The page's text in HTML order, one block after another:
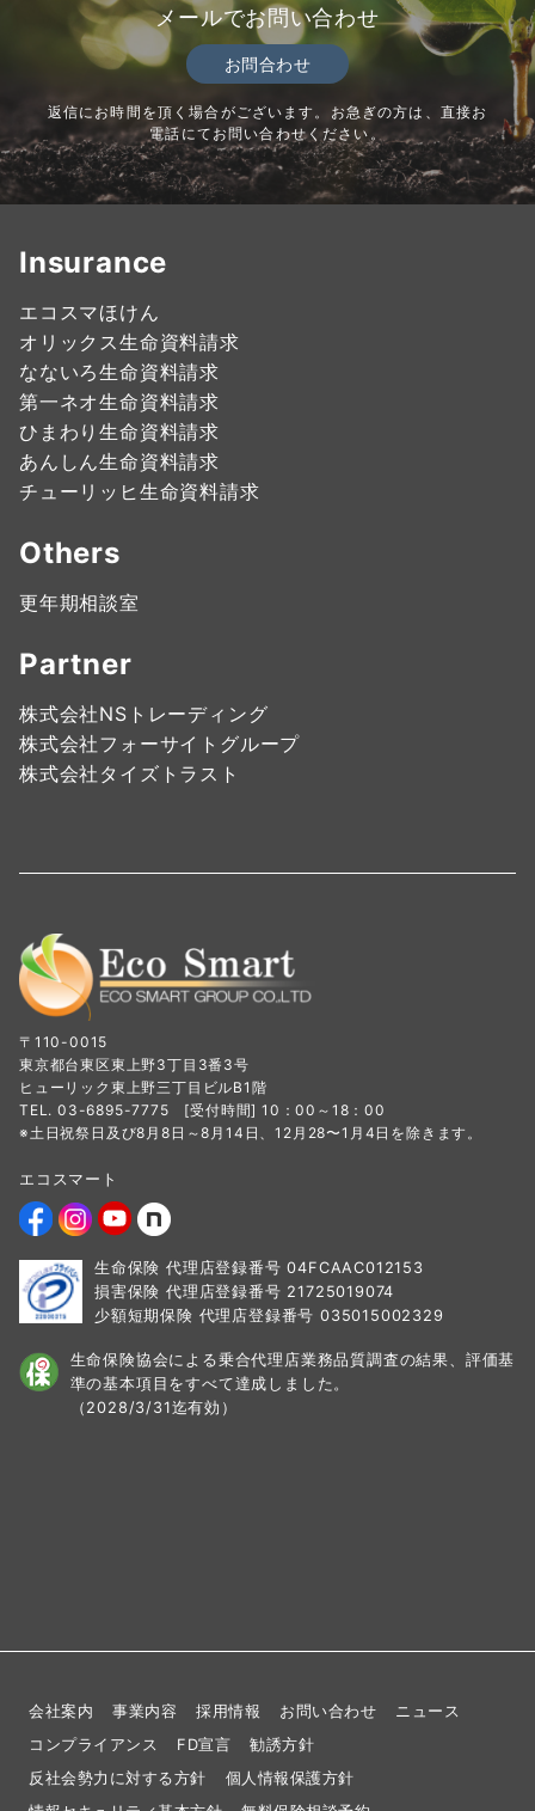
メールでお問い合わせ
お問合わせ
返信にお時間を頂く場合がございます。お急ぎの方は、直接お
電話にてお問い合わせください。
Insurance
エコスマほけん
オリックス生命資料請求
なないろ生命資料請求
第一ネオ生命資料請求
ひまわり生命資料請求
あんしん生命資料請求
チューリッヒ生命資料請求
Others
更年期相談室
Partner
株式会社NSトレーディング
株式会社フォーサイトグループ
株式会社タイズトラスト
〒110-0015
東京都台東区東上野3丁目3番3号
ヒューリック東上野三丁目ビルB1階
TEL. 03-6895-7775 [受付時間] 10：00～18：00
※土日祝祭日及び8月8日～8月14日、12月28〜1月4日を除きます。
エコスマート
生命保険 代理店登録番号 04FCAAC012153
損害保険 代理店登録番号 21725019074
少額短期保険 代理店登録番号 035015002329
生命保険協会による乗合代理店業務品質調査の結果、 評価基
準の基本項目をすべて達成しました。
（2028/3/31迄有効）
会社案内 事業内容 採用情報 お問い合わせ
ニュース
コンプライアンス
FD宣言
勧誘方針
反社会勢力に対する方針
個人情報保護方針